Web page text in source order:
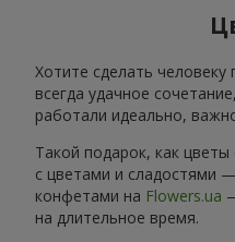
Хотите сделать
всегда удачное
работали идеально,
Такой подарок, как
с цветами и сладостями
конфетами на Flowers.ua
на длительное время.